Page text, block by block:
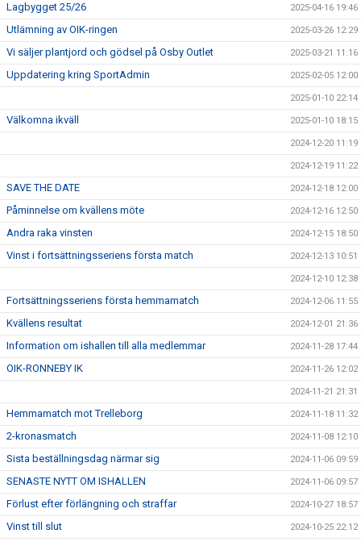
Lagbygget 25/26 2025-04-16 19:46
Utlämning av OIK-ringen 2025-03-26 12:29
Vi säljer plantjord och gödsel på Osby Outlet 2025-03-21 11:16
Uppdatering kring SportAdmin 2025-02-05 12:00
2025-01-10 22:14
Välkomna ikväll 2025-01-10 18:15
2024-12-20 11:19
2024-12-19 11:22
SAVE THE DATE 2024-12-18 12:00
Påminnelse om kvällens möte 2024-12-16 12:50
Andra raka vinsten 2024-12-15 18:50
Vinst i fortsättningsseriens första match 2024-12-13 10:51
2024-12-10 12:38
Fortsättningsseriens första hemmamatch 2024-12-06 11:55
Kvällens resultat 2024-12-01 21:36
Information om ishallen till alla medlemmar 2024-11-28 17:44
OIK-RONNEBY IK 2024-11-26 12:02
2024-11-21 21:31
Hemmamatch mot Trelleborg 2024-11-18 11:32
2-kronasmatch 2024-11-08 12:10
Sista beställningsdag närmar sig 2024-11-06 09:59
SENASTE NYTT OM ISHALLEN 2024-11-06 09:57
Förlust efter förlängning och straffar 2024-10-27 18:57
Vinst till slut 2024-10-25 22:12